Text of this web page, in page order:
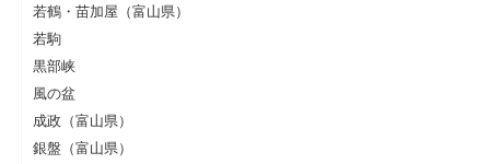
若鶴・苗加屋（富山県）
若駒
黒部峡
風の盆
成政（富山県）
銀盤（富山県）